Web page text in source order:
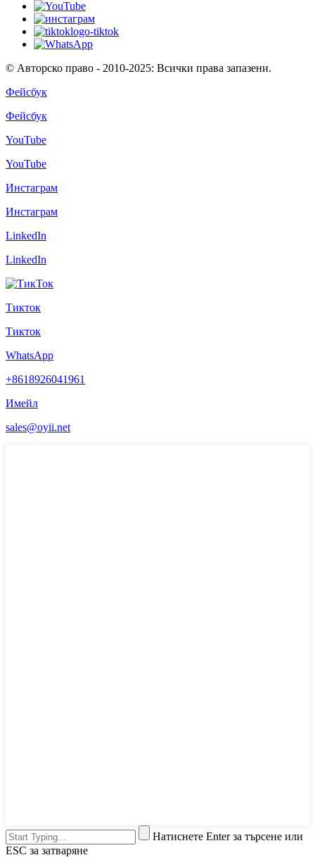
© Авторско право - 2010-2025: Всички права запазени.
Фейсбук
Фейсбук
YouTube
YouTube
Инстаграм
Инстаграм
LinkedIn
LinkedIn
Тикток
Тикток
WhatsApp
+8618926041961
Имейл
sales@oyii.net
Натиснете Enter за търсене или
ESC за затваряне